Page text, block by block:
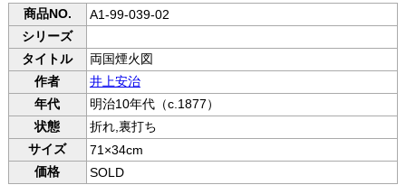
商品NO.
A1-99-039-02
シリーズ
タイトル
両国煙火図
作者
井上安治
年代
明治10年代（c.1877）
状態
折れ,裏打ち
サイズ
71×34cm
価格
SOLD